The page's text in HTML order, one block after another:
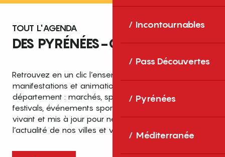
Incontournables
Pass Découvertes
Pyrénées
Méditerranée
TOUT L'AGENDA
DES PYRÉNÉES-ORIENTALES
Retrouvez en un clic l’ensemble des fêtes,
manifestations et animations recensées dans le
département : marchés, spectacles, expositions,
festivals, événements sportifs et culturels… un agenda
vivant et mis à jour pour ne rien manquer de
l’actualité de nos villes et villages.